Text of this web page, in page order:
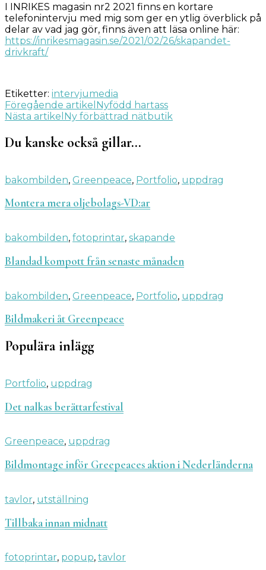
I INRIKES magasin nr2 2021 finns en kortare
telefonintervju med mig som ger en ytlig överblick på
delar av vad jag gör, finns även att läsa online här:
https://inrikesmagasin.se/2021/02/26/skapandet-
drivkraft/
Etiketter: intervjumedia
Inläggsnavigering
Föregående artikel Nyfödd hartass
Nästa artikel Ny förbättrad nätbutik
Du kanske också gillar…
bakombilden, Greenpeace, Portfolio, uppdrag
Montera mera oljebolags-VD:ar
bakombilden, fotoprintar, skapande
Blandad kompott från senaste månaden
bakombilden, Greenpeace, Portfolio, uppdrag
Bildmakeri åt Greenpeace
Populära inlägg
Portfolio, uppdrag
Det nalkas berättarfestival
Greenpeace, uppdrag
Bildmontage inför Greepeaces aktion i Nederländerna
tavlor, utställning
Tillbaka innan midnatt
fotoprintar, popup, tavlor